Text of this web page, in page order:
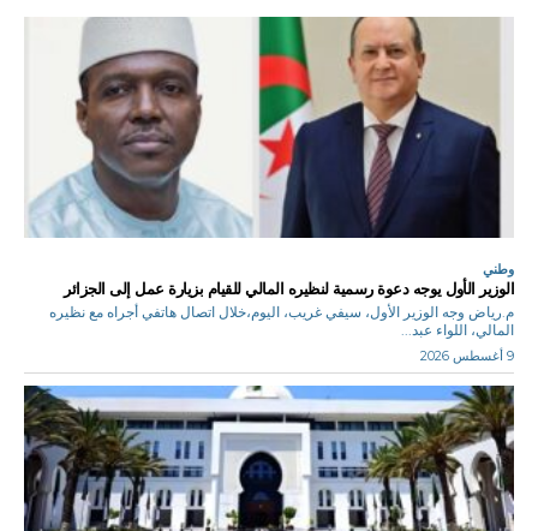
وطني
الوزير الأول يوجه دعوة رسمية لنظيره المالي للقيام بزيارة عمل إلى الجزائر
م.رياض وجه الوزير الأول، سيفي غريب، اليوم،خلال اتصال هاتفي أجراه مع نظيره
المالي، اللواء عبد...
9 أغسطس 2026